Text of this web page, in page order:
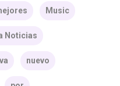
Music
Noticias
nuevo